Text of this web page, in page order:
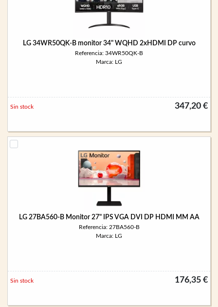
LG 34WR50QK-B monitor 34" WQHD 2xHDMI DP curvo
Referencia: 34WR50QK-B
Marca: LG
347,20 €
Sin stock
LG 27BA560-B Monitor 27" IPS VGA DVI DP HDMI MM AA
Referencia: 27BA560-B
Marca: LG
176,35 €
Sin stock